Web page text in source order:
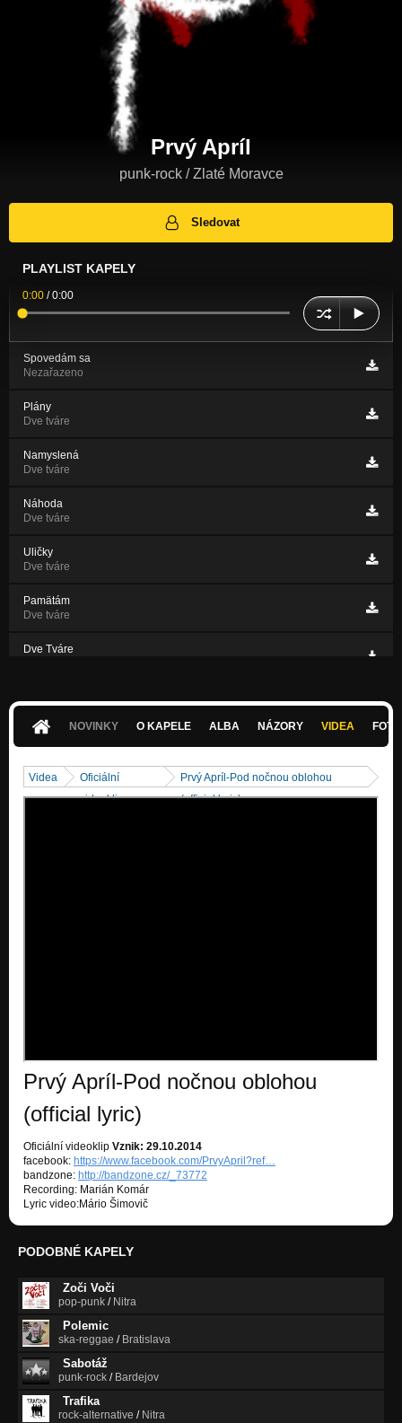
Prvý Apríl
punk-rock / Zlaté Moravce
Sledovat
PLAYLIST KAPELY
0:00 /0:00
Spovedám sa
Nezařazeno
Plány
Dve tváre
Namyslená
Dve tváre
Náhoda
Dve tváre
Uličky
Dve tváre
Pamätám
Dve tváre
Dve Tváre
Pod nočnou oblohou (demo)
NOVINKY O KAPELE ALBA NÁZORY VIDEA
Videa
Oficiální
videoklipy
Prvý Apríl-Pod nočnou oblohou
(official lyric)
Prvý Apríl-Pod nočnou oblohou
(official lyric)
Oficiální videoklip Vznik: 29.10.2014
facebook: https://www.facebook.com/PrvyApril?ref…
bandzone: http://bandzone.cz/_73772
Recording: Marián Komár
Lyric video:Mário Šimovič
PODOBNÉ KAPELY
Zoči Voči
pop-punk / Nitra
Polemic
ska-reggae / Bratislava
Sabotáž
punk-rock / Bardejov
Trafika
rock-alternative / Nitra